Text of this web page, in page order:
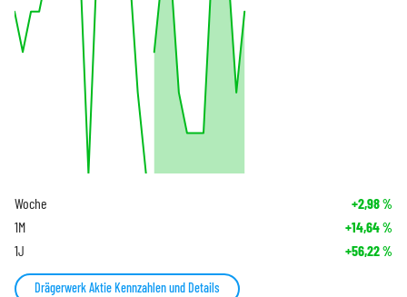
Woche +2,98%
1M +14,64%
1J +56,22%
Drägerwerk Aktie Kennzahlen und Details